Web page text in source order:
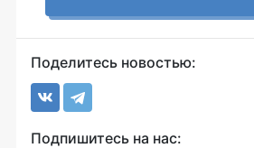
Поделитесь новостью:
Подпишитесь на нас: